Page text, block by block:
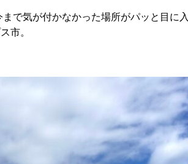
で気が付かなかった場所がパッと目に入
市。